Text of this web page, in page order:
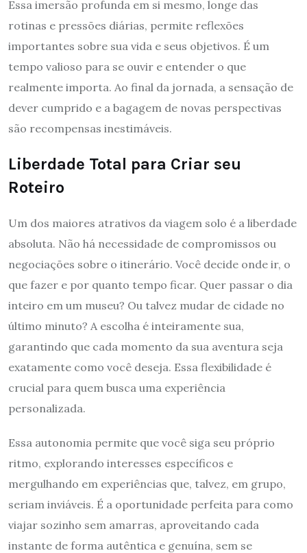
Essa imersão profunda em si mesmo, longe das
rotinas e pressões diárias, permite reflexões
importantes sobre sua vida e seus objetivos. É um
tempo valioso para se ouvir e entender o que
realmente importa. Ao final da jornada, a sensação de
dever cumprido e a bagagem de novas perspectivas
são recompensas inestimáveis.
Liberdade Total para Criar seu
Roteiro
Um dos maiores atrativos da viagem solo é a liberdade
absoluta. Não há necessidade de compromissos ou
negociações sobre o itinerário. Você decide onde ir, o
que fazer e por quanto tempo ficar. Quer passar o dia
inteiro em um museu? Ou talvez mudar de cidade no
último minuto? A escolha é inteiramente sua,
garantindo que cada momento da sua aventura seja
exatamente como você deseja. Essa flexibilidade é
crucial para quem busca uma experiência
personalizada.
Essa autonomia permite que você siga seu próprio
ritmo, explorando interesses específicos e
mergulhando em experiências que, talvez, em grupo,
seriam inviáveis. É a oportunidade perfeita para como
viajar sozinho sem amarras, aproveitando cada
instante de forma autêntica e genuína, sem se